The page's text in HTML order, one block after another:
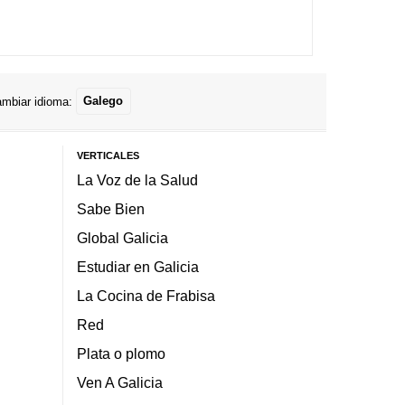
idioma: Galego
VERTICALES
La Voz de la Salud
Sabe Bien
Global Galicia
Estudiar en Galicia
La Cocina de Frabisa
Red
Plata o plomo
Ven A Galicia